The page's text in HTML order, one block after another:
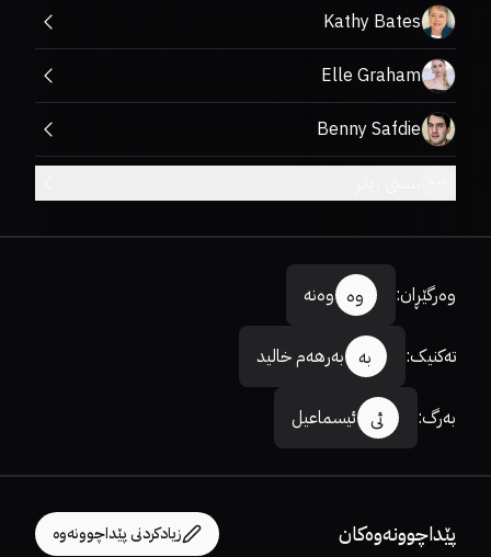
Kathy Bates
Elle Graham
Benny Safdie
وەرگێڕان: وە وەنە
تەکنیک: بە بەرهەم خالید
بەرگ: ئی ئیسماعیل
پێداچوونەوەکان زیادکردنی پێداچوونەوە